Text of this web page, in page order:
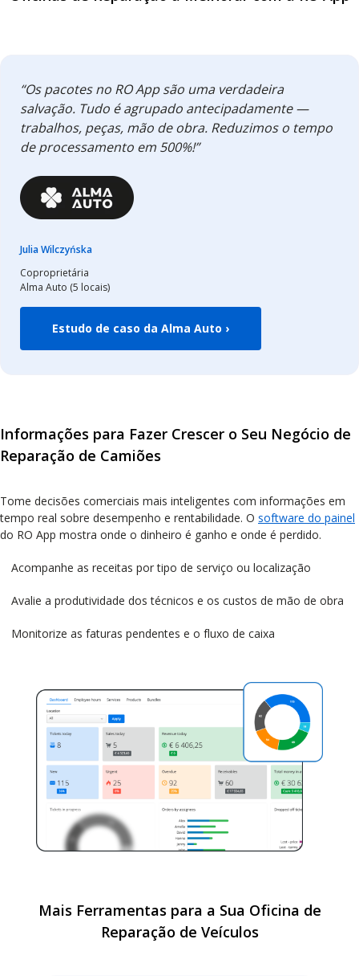
“Os pacotes no RO App são uma verdadeira
salvação. Tudo é agrupado antecipadamente —
trabalhos, peças, mão de obra. Reduzimos o tempo
de processamento em 500%!”
Julia Wilczyńska
Coproprietária
Alma Auto (5 locais)
Estudo de caso da Alma Auto ›
Informações para Fazer Crescer o Seu Negócio de
Reparação de Camiões
Tome decisões comerciais mais inteligentes com informações em
tempo real sobre desempenho e rentabilidade. O software do painel
do RO App mostra onde o dinheiro é ganho e onde é perdido.
Acompanhe as receitas por tipo de serviço ou localização
Avalie a produtividade dos técnicos e os custos de mão de obra
Monitorize as faturas pendentes e o fluxo de caixa
Mais Ferramentas para a Sua Oficina de
Reparação de Veículos